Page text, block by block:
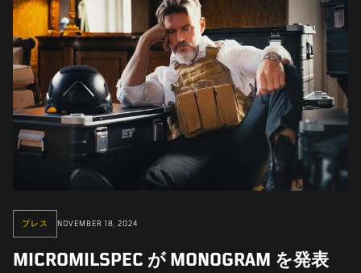
プレス NOVEMBER 18, 2024
MICROMILSPEC が MONOGRAM を発表